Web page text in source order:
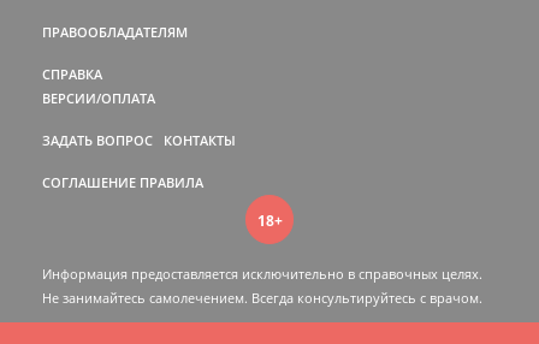
ПРАВООБЛАДАТЕЛЯМ
СПРАВКА
ВЕРСИИ/ОПЛАТА
ЗАДАТЬ ВОПРОС КОНТАКТЫ
СОГЛАШЕНИЕ ПРАВИЛА
18+
Информация предоставляется исключительно в справочных целях.
Не занимайтесь самолечением. Всегда консультируйтесь c врачом.